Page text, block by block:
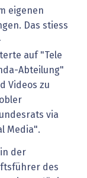
eigenen
Das stiess
auf "Tele
Abteilung"
Videos zu
via
Media".
der
des